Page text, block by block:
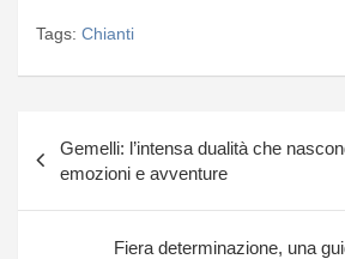
Tags: Chianti
articoli
Gemelli: l’intensa dualità che
emozioni e avventure
Fiera determinazione, una